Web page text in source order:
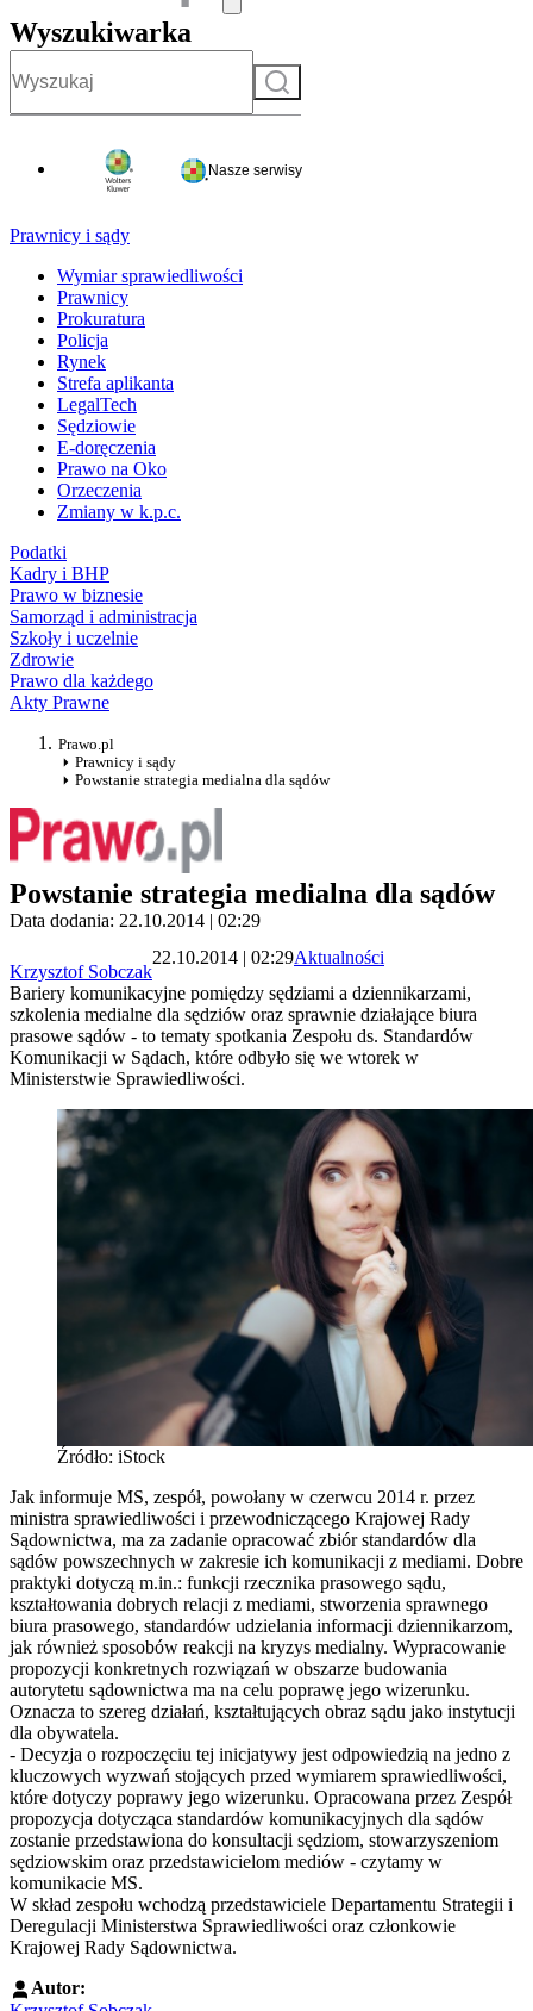
Wyszukiwarka
Szukaj
Nasze serwisy
Prawnicy i sądy
Wymiar sprawiedliwości
Prawnicy
Prokuratura
Policja
Rynek
Strefa aplikanta
LegalTech
Sędziowie
E-doręczenia
Prawo na Oko
Orzeczenia
Zmiany w k.p.c.
Podatki
Kadry i BHP
Prawo w biznesie
Samorząd i administracja
Szkoły i uczelnie
Zdrowie
Prawo dla każdego
Akty Prawne
Prawo.pl
Prawnicy i sądy
Powstanie strategia medialna dla sądów
Powstanie strategia medialna dla sądów
Data dodania: 22.10.2014 | 02:29
Krzysztof Sobczak
22.10.2014 | 02:29Aktualności
Bariery komunikacyjne pomiędzy sędziami a dziennikarzami,
szkolenia medialne dla sędziów oraz sprawnie działające biura
prasowe sądów - to tematy spotkania Zespołu ds. Standardów
Komunikacji w Sądach, które odbyło się we wtorek w
Ministerstwie Sprawiedliwości.
Źródło: iStock
Jak informuje MS, zespół, powołany w czerwcu 2014 r. przez
ministra sprawiedliwości i przewodniczącego Krajowej Rady
Sądownictwa, ma za zadanie opracować zbiór standardów dla
sądów powszechnych w zakresie ich komunikacji z mediami. Dobre
praktyki dotyczą m.in.: funkcji rzecznika prasowego sądu,
kształtowania dobrych relacji z mediami, stworzenia sprawnego
biura prasowego, standardów udzielania informacji dziennikarzom,
jak również sposobów reakcji na kryzys medialny. Wypracowanie
propozycji konkretnych rozwiązań w obszarze budowania
autorytetu sądownictwa ma na celu poprawę jego wizerunku.
Oznacza to szereg działań, kształtujących obraz sądu jako instytucji
dla obywatela.
- Decyzja o rozpoczęciu tej inicjatywy jest odpowiedzią na jedno z
kluczowych wyzwań stojących przed wymiarem sprawiedliwości,
które dotyczy poprawy jego wizerunku. Opracowana przez Zespół
propozycja dotycząca standardów komunikacyjnych dla sądów
zostanie przedstawiona do konsultacji sędziom, stowarzyszeniom
sędziowskim oraz przedstawicielom mediów - czytamy w
komunikacie MS.
W skład zespołu wchodzą przedstawiciele Departamentu Strategii i
Deregulacji Ministerstwa Sprawiedliwości oraz członkowie
Krajowej Rady Sądownictwa.
Autor: